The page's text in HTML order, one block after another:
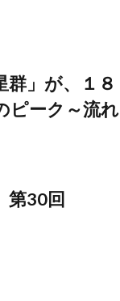
群」が、１８
ピーク～流れ
第30回